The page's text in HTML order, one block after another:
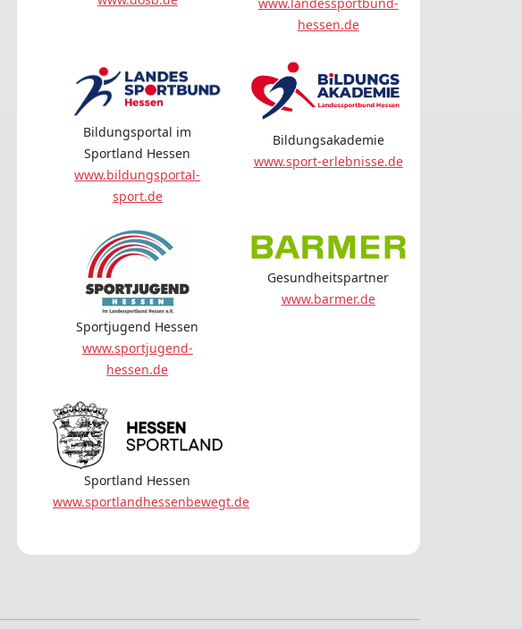
www.landessportbund-
hessen.de
Bildungsportal im
Sportland Hessen
www.bildungsportal-
sport.de
Bildungsakademie
www.sport-erlebnisse.de
Sportjugend Hessen
www.sportjugend-
hessen.de
Gesundheitspartner
www.barmer.de
Sportland Hessen
www.sportlandhessenbewegt.de